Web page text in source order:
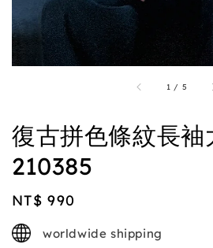
1 / 5
復古拼色條紋長袖
210385
Regular
price
NT$ 990
worldwide shipping